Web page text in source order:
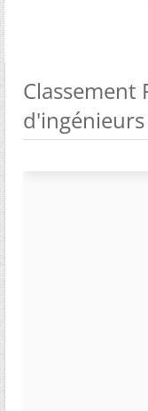
Classement
d'ingénieurs